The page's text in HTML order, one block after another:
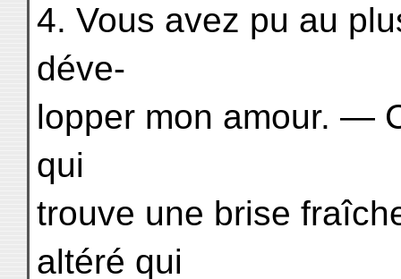
4. Vous avez pu au
déve-
lopper mon amour. —
qui
trouve une brise
altéré qui